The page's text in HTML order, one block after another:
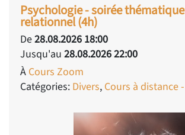
Psychologie - soirée
relationnel (4h)
De28.08.2026 18:00
Jusqu'au 28.08.2026 22:00
À Cours Zoom
Catégories: Divers, Cours à distance